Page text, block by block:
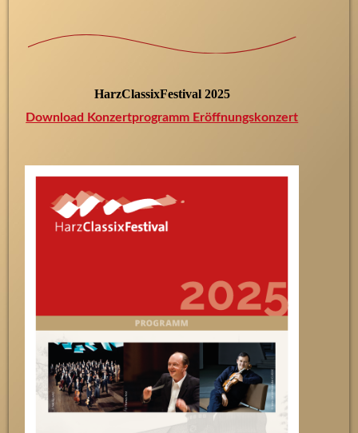
HarzClassixFestival 2025
Download Konzertprogramm Eröffnungskonzert